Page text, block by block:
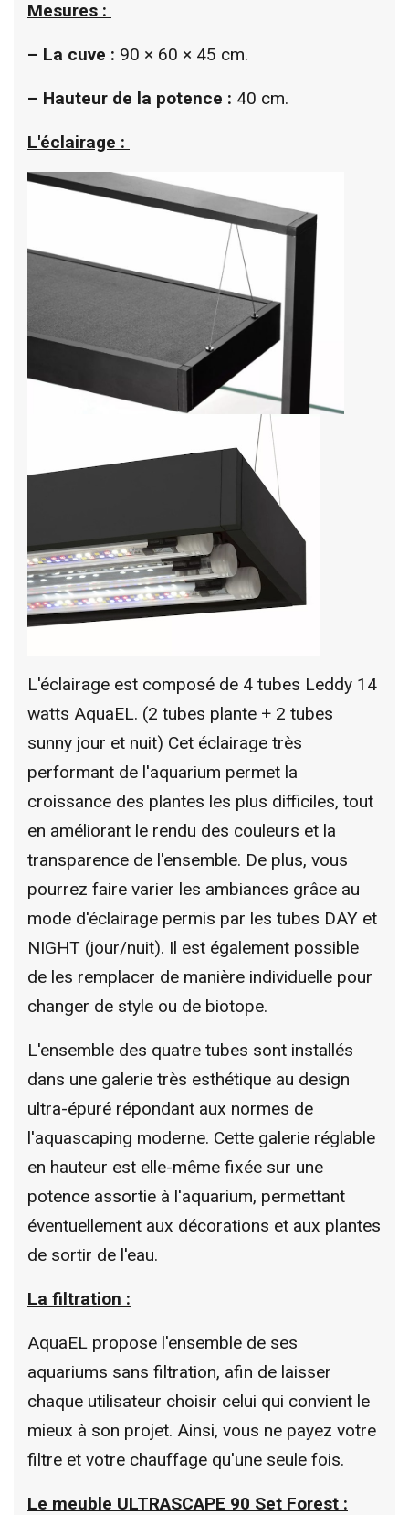
Mesures :
– La cuve : 90 × 60 × 45 cm.
– Hauteur de la potence : 40 cm.
L'éclairage :
L'éclairage est composé de 4 tubes Leddy 14
watts AquaEL. (2 tubes plante + 2 tubes
sunny jour et nuit) Cet éclairage très
performant de l'aquarium permet la
croissance des plantes les plus difficiles, tout
en améliorant le rendu des couleurs et la
transparence de l'ensemble. De plus, vous
pourrez faire varier les ambiances grâce au
mode d'éclairage permis par les tubes DAY et
NIGHT (jour/nuit). Il est également possible
de les remplacer de manière individuelle pour
changer de style ou de biotope.
L'ensemble des quatre tubes sont installés
dans une galerie très esthétique au design
ultra-épuré répondant aux normes de
l'aquascaping moderne. Cette galerie réglable
en hauteur est elle-même fixée sur une
potence assortie à l'aquarium, permettant
éventuellement aux décorations et aux plantes
de sortir de l'eau.
La filtration :
AquaEL propose l'ensemble de ses
aquariums sans filtration, afin de laisser
chaque utilisateur choisir celui qui convient le
mieux à son projet. Ainsi, vous ne payez votre
filtre et votre chauffage qu'une seule fois.
Le meuble ULTRASCAPE 90 Set Forest :